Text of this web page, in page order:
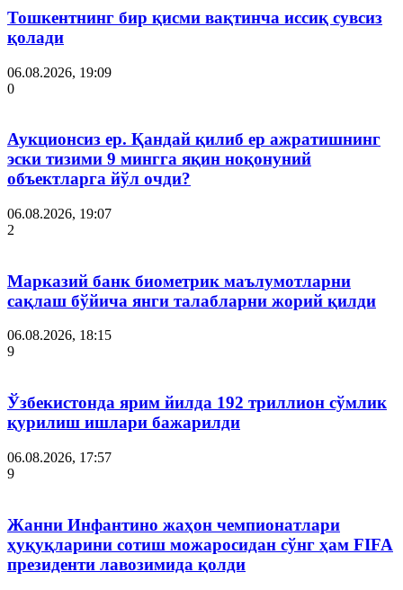
Тошкентнинг бир қисми вақтинча иссиқ сувсиз
қолади
06.08.2026, 19:09
0
Аукционсиз ер. Қандай қилиб ер ажратишнинг
эски тизими 9 мингга яқин ноқонуний
объектларга йўл очди?
06.08.2026, 19:07
2
Марказий банк биометрик маълумотларни
сақлаш бўйича янги талабларни жорий қилди
06.08.2026, 18:15
9
Ўзбекистонда ярим йилда 192 триллион сўмлик
қурилиш ишлари бажарилди
06.08.2026, 17:57
9
Жанни Инфантино жаҳон чемпионатлари
ҳуқуқларини сотиш можаросидан сўнг ҳам FIFA
президенти лавозимида қолди